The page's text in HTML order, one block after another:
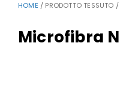
HOME / PRODOTTO TESSUTO
Microfibra